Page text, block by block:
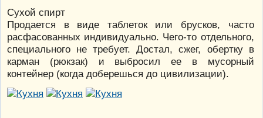
Сухой спирт
Продается в виде таблеток или брусков, часто
расфасованных индивидуально. Чего-то отдельного,
специального не требует. Достал, сжег, обертку в
карман (рюкзак) и выбросил ее в мусорный
контейнер (когда доберешься до цивилизации).